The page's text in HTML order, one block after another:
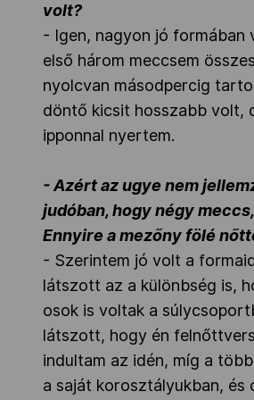
volt?
- Igen, nagyon jó formában
első három meccsem
nyolcvan másodpercig
döntő kicsit hosszabb volt,
ipponnal nyertem.
- Azért az ugye nem
judóban, hogy négy
Ennyire a mezőny fölé
- Szerintem jó volt a
látszott az a különbség is,
osok is voltak a
látszott, hogy én
indultam az idén, míg a
a saját korosztályukban, és